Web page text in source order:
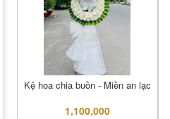
Kệ hoa chia buồn - Miền an lạc
1,100,000